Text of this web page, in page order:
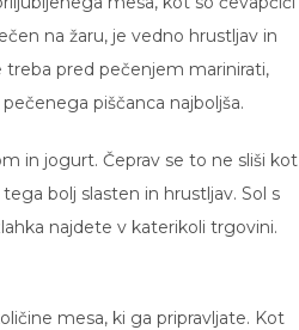
na žaru, je vedno hrustljav in
treba pred pečenjem marinirati,
piščanca najboljša.
in jogurt. Čeprav se to ne sliši kot
bolj slasten in hrustljav. Sol s
najdete v katerikoli trgovini.
mesa, ki ga pripravljate. Kot